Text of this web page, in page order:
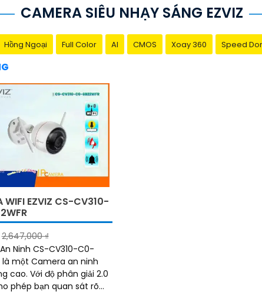
CAMERA SIÊU NHẠY SÁNG EZVIZ
Hồng Ngoại Full Color AI CMOS Xoay 360 Speed
WIFI EZVIZ CS-CV310-
2,647,000 ₫
Ninh CS-CV310-C0-
là một Camera an ninh
phân giải 2.0
phép bạn quan sát rõ